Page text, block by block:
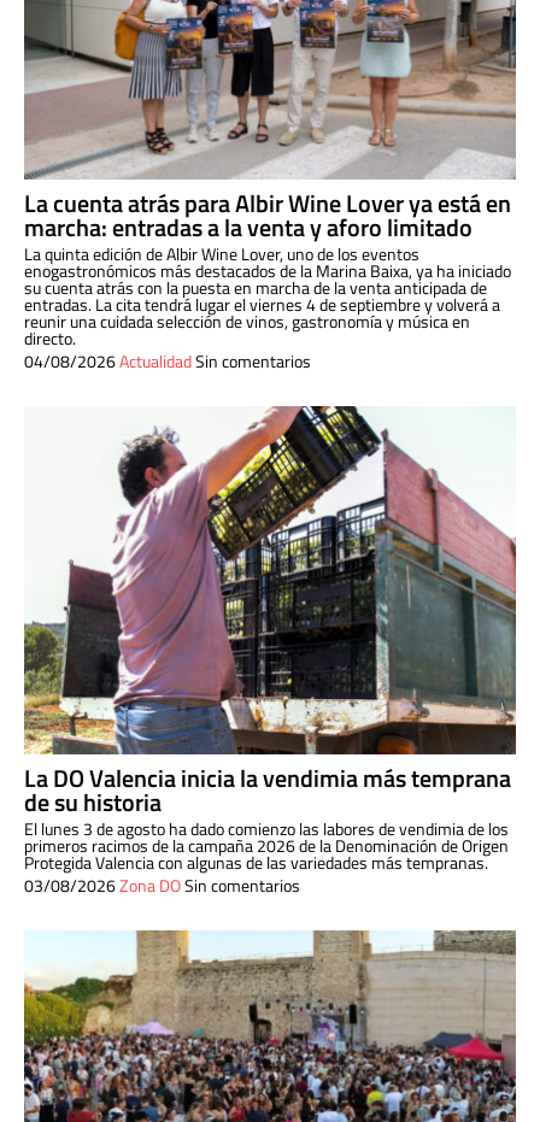
La cuenta atrás para Albir Wine Lover ya está en
marcha: entradas a la venta y aforo limitado
La quinta edición de Albir Wine Lover, uno de los eventos
enogastronómicos más destacados de la Marina Baixa, ya ha iniciado
su cuenta atrás con la puesta en marcha de la venta anticipada de
entradas. La cita tendrá lugar el viernes 4 de septiembre y volverá a
reunir una cuidada selección de vinos, gastronomía y música en
directo.
04/08/2026ActualidadSin comentarios
La DO Valencia inicia la vendimia más temprana
de su historia
El lunes 3 de agosto ha dado comienzo las labores de vendimia de los
primeros racimos de la campaña 2026 de la Denominación de Origen
Protegida Valencia con algunas de las variedades más tempranas.
03/08/2026Zona DOSin comentarios